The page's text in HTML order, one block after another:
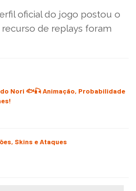
oficial do jogo postou o
de replays foram
Nori 🐟🎣 Animação, Probabilidade
Skins e Ataques